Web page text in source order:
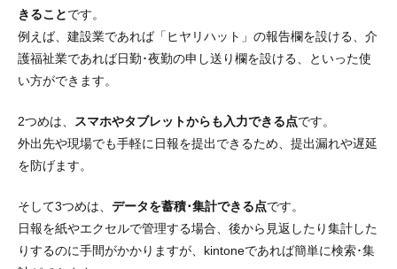
きることです。
例えば、建設業であれば「ヒヤリハット」の報告欄を設ける、介
護福祉業であれば日勤･夜勤の申し送り欄を設ける、といった使
い方ができます。
2つめは、 スマホやタブレットからも入力できる点です。
外出先や現場でも手軽に日報を提出できるため、提出漏れや遅延
を防げます。
そして3つめは、 データを蓄積･集計できる点です。
日報を紙やエクセルで管理する場合、後から見返したり集計した
りするのに手間がかかりますが、kintoneであれば簡単に検索･集